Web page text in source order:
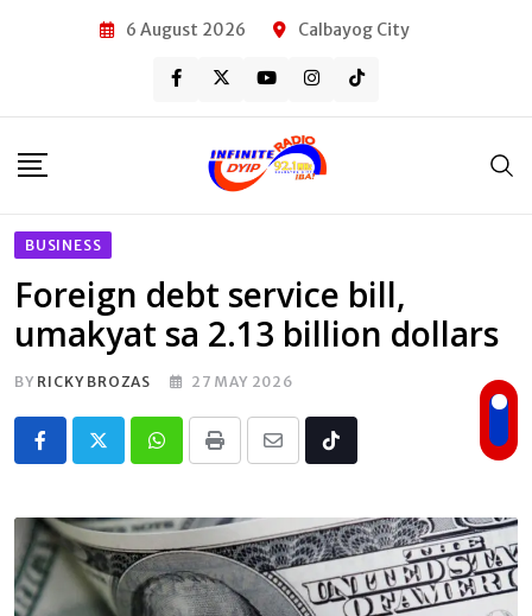
6 August 2026 Calbayog City
BUSINESS
Foreign debt service bill,
umakyat sa 2.13 billion dollars
BY RICKY BROZAS 27 MAY 2026
Whatsapp
Print
Share
Email
Tiktok